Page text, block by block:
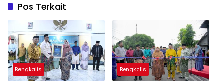
Pos Terkait
Bengkalis Bengkalis